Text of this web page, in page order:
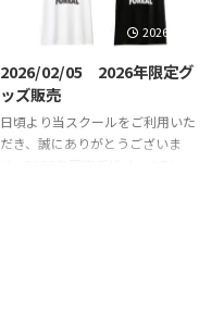
田校のレッスンスケジュールや開
講クラスはこちらからご確認くだ
川崎校 （定期レッスン）
SHOWBUZZ川崎校のレッスンス
ケジュールや開講クラスはこちら
からご確認ください。 ...
2026/2/19
2026/02/05 2026年限定グ
ッズ販売
日頃より当スクールをご利用いた
だき、誠にありがとうございま